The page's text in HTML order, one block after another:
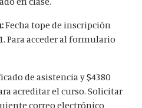
Fecha tope de inscripción
Para acceder al formulario
de asistencia y $4380
acreditar el curso. Solicitar
correo electrónico